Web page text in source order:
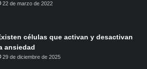
22 de marzo de 2022
células que activan y desactivan
ansiedad
29 de diciembre de 2025